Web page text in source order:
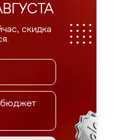
скидка